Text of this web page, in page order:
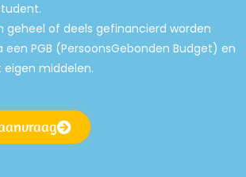
geheel of deels gefinancierd worden
een PGB (PersoonsGebonden Budget) en
middelen.